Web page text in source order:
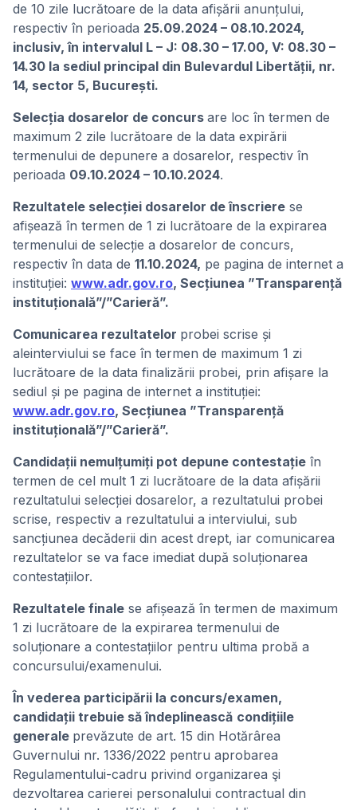
de 10 zile lucrătoare de la data afișării anunțului,
respectiv în perioada 25.09.2024 – 08.10.2024,
inclusiv, în intervalul L – J: 08.30 – 17.00, V: 08.30 –
14.30 la sediul principal din Bulevardul Libertății, nr.
14, sector 5, București.
Selecția dosarelor de concurs are loc în termen de
maximum 2 zile lucrătoare de la data expirării
termenului de depunere a dosarelor, respectiv în
perioada 09.10.2024 – 10.10.2024.
Rezultatele selecției dosarelor de înscriere se
afișează în termen de 1 zi lucrătoare de la expirarea
termenului de selecție a dosarelor de concurs,
respectiv în data de 11.10.2024, pe pagina de internet a
instituției: www.adr.gov.ro, Secțiunea ”Transparență
instituțională”/”Carieră”.
Comunicarea rezultatelor probei scrise și
aleinterviului se face în termen de maximum 1 zi
lucrătoare de la data finalizării probei, prin afișare la
sediul și pe pagina de internet a instituției:
www.adr.gov.ro, Secțiunea ”Transparență
instituțională”/”Carieră”.
Candidații nemulțumiți pot depune contestație în
termen de cel mult 1 zi lucrătoare de la data afișării
rezultatului selecției dosarelor, a rezultatului probei
scrise, respectiv a rezultatului a interviului, sub
sancțiunea decăderii din acest drept, iar comunicarea
rezultatelor se va face imediat după soluționarea
contestațiilor.
Rezultatele finale se afișează în termen de maximum
1 zi lucrătoare de la expirarea termenului de
soluționare a contestațiilor pentru ultima probă a
concursului/examenului.
În vederea participării la concurs/examen,
candidații trebuie să îndeplinească condițiile
generale prevăzute de art. 15 din Hotărârea
Guvernului nr. 1336/2022 pentru aprobarea
Regulamentului-cadru privind organizarea şi
dezvoltarea carierei personalului contractual din